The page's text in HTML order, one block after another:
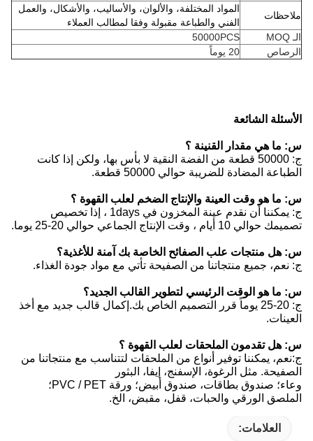
ملاحظات
المواد المختلفة، والألوان، والأساليب، والأشكال، والعمل
الفني والطباعة مقبولة وفقا لمطالب العملاء
الـ MOQ
50000PCS
الرصاص
20 يوماً
الأسئلة الشائعة
س: ما هي مقدار القنينة ؟
ج: 50000 قطعة من الفضة النقية لا بأس بها، ولكن إذا كانت
الطباعة المضادة للضريبة حوالي 50000 قطعة.
س: ما هو وقت العينة والإنتاج الضخم لعلب القهوة ؟
ج: يمكننا أن نقدم عينة المخزون في 1days ، إذا تخصيص
تصميمك حوالي 10 أيام ، وقت الإنتاج الجماعي حوالي 20-25 يوما.
س: هل منتجات علب الصفائح الخاصة بك آمنة للأغذية؟
ج: نعم، جميع منتجاتنا من الصفيحة تأتي مع مواد جودة الغذاء.
س: ما هو الوقت الرئيسي لتطوير القالب الجديد؟
ج: 20-25 يوماً قرر التصميم الخاص بك.إكمال قالب جديد مع أخذ
العينات.
س: هل تقدمون الملحقات لعلب القهوة ؟
ج:نعم، يمكننا توفير أنواع من الملحقات لتتناسب مع منتجاتنا من
الصفيحة. مثل الرغوة، الإسفنج، إيفا، البثور
وعاء؛ صندوق بطاقات، صندوق أبيض؛ ورقة PVC / PET؛
الملصق الورقي والحبات، قفل، مقبض، الخ.
العلامات: